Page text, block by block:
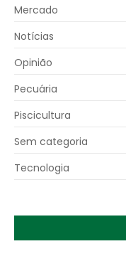
Mercado
Notícias
Opinião
Pecuária
Piscicultura
Sem categoria
Tecnologia